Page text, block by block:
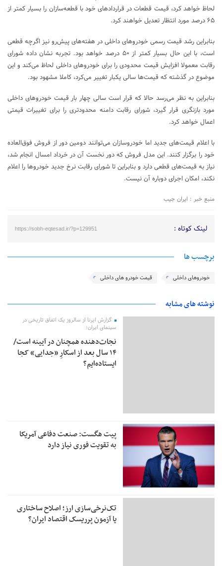
لحاظ خواهد کرد، قیمت قطعات در قراردادهای خود با قطعه‌سازان را بسیار کمتر از
۶۵ درصد مورد انتظار تعدیل خواهند کرد.
بنابراین رشد قیمت رسمی خودروهای داخلی در هفته‌های پیش‌رو نیز اگرچه قطعی
است، با این حال بسیار کمتر از ۵۰ درصد خواهد بود. تجربه نشان داده شورای
رقابت معمولا افزایش قیمت محدودی را برای خودروهای داخلی لحاظ می‌کند و این
موضوع در گذشته که قیمت‌ها سالی یکبار تغییر می‌کرد، کاملا مشهود بود.
بنابراین به نظر می‌رسد حالا که قرار است سالی چهار بار قیمت خودروهای داخلی
مورد بازنگری قرار گیرد، شورای رقابت دامنه محدودتری را برای تغییرات قیمتی
اعمال خواهد کرد.
با اعلام قیمت‌های جدید اما خودروسازان می‌توانند دومین دور از فروش فوق‌العاده
خود را برگزار کنند. این مدل فروش که دور نخست آن در خرداد امسال انجام شد،
نیاز به قیمت‌های قطعی دارد و بنابراین تا شورای رقابت نرخ جدید خودروها را اعلام
نکند، امکان اجرای دوباره آن نیست.
منبع خبر : ایران جیب
لینک کوتاه : https://sobh-eqtesad.ir/?p=129951
برچسب ها
خودروهای داخلی قیمت خودرو های داخلی
نوشته های مشابه
گزارش ایرنا از سالروز یک اتفاق تاریخی در
سینمای ایران؛
نجات‌دهنده‌ همچنان در آیینه است/
۱۴ سال بعد از اسکارِ «جدایی» کجا
ایستاده‌ایم؟
پیت هگست: صنعت دفاعی آمریکا
به تقویت فوری نیاز دارد
تک‌نرخی‌سازی ارز؛ اصلاح ساختاری
یا آزمون پرریسک اقتصاد ایران؟